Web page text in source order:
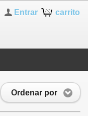
carrito
Entrar
Ordenar por